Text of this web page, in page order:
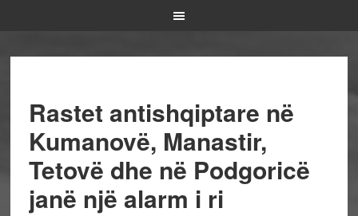
Rastet antishqiptare në
Kumanovë, Manastir,
Tetovë dhe në Podgoricë
janë një alarm i ri